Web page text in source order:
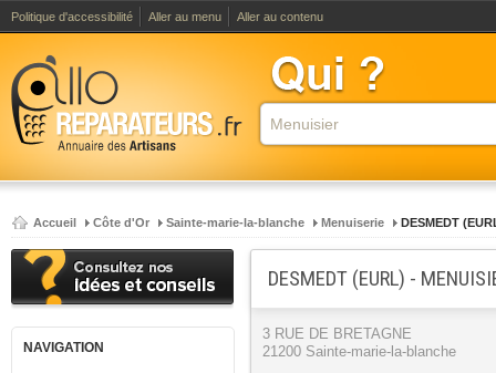
Politique d'accessibilité Aller au menu Aller au contenu
Accueil Côte d'Or Sainte-marie-la-blanche Menuiserie DESMEDT
NAVIGATION
DESMEDT (EURL) -
3 RUE DE BRETAGNE
21200 Sainte-marie-la-blanche